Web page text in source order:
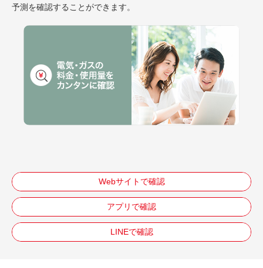
予測を確認することができます。
Webサイトで確認
アプリで確認
LINEで確認